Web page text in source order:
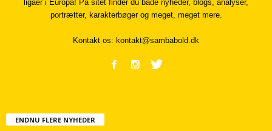
ligaer i Europa! På sitet finder du både nyheder, blogs, analyser,
portrætter, karakterbøger og meget, meget mere.
Kontakt os: kontakt@sambabold.dk
ENDNU FLERE NYHEDER